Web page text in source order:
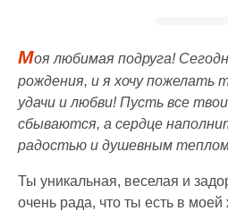
Моя любимая подруга!
рождения, и я хочу пожелать
удачи и любви! Пусть все
сбываются, а сердце
радостью и душевным
Ты уникальная, веселая и
очень рада, что ты есть в моей